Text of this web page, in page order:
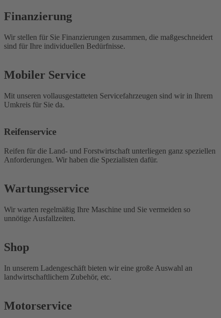
Finanzierung
Wir stellen für Sie Finanzierungen zusammen, die maßgeschneidert
sind für Ihre individuellen Bedürfnisse.
Mobiler Service
Mit unseren vollausgestatteten Servicefahrzeugen sind wir in Ihrem
Umkreis für Sie da.
Reifenservice
Reifen für die Land- und Forstwirtschaft unterliegen ganz speziellen
Anforderungen. Wir haben die Spezialisten dafür.
Wartungsservice
Wir warten regelmäßig Ihre Maschine und Sie vermeiden so
unnötige Ausfallzeiten.
Shop
In unserem Ladengeschäft bieten wir eine große Auswahl an
landwirtschaftlichem Zubehör, etc.
Motorservice